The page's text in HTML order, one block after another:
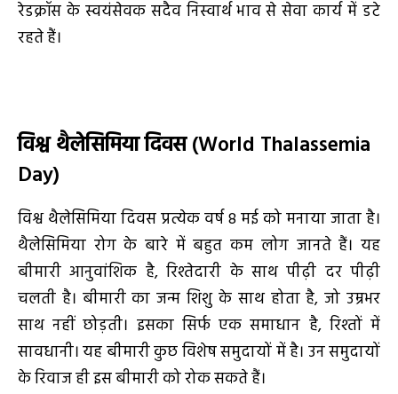
रेडक्रॉस के स्वयंसेवक सदैव निस्वार्थ भाव से सेवा कार्य में डटे
रहते हैं।
विश्व थैलेसिमिया दिवस(World Thalassemia
Day)
विश्व थैलेसिमिया दिवस प्रत्येक वर्ष 8 मई को मनाया जाता है।
थैलेसिमिया रोग के बारे में बहुत कम लोग जानते हैं। यह
बीमारी आनुवांशिक है, रिश्तेदारी के साथ पीढ़ी दर पीढ़ी
चलती है। बीमारी का जन्म शिशु के साथ होता है, जो उम्रभर
साथ नहीं छोड़ती। इसका सिर्फ एक समाधान है, रिश्तों में
सावधानी। यह बीमारी कुछ विशेष समुदायों में है। उन समुदायों
के रिवाज ही इस बीमारी को रोक सकते हैं।